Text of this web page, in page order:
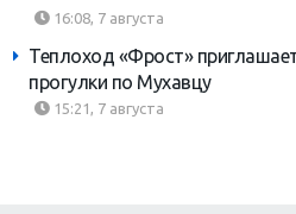
16:08, 7 августа
Теплоход «Фрост»
прогулки по Мухавцу
15:21, 7 августа